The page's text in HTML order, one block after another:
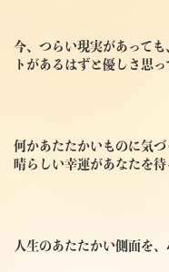
今、つらい現実があって
トがあるはずと優しさ思っ
何かあたたかいものに気
晴らしい幸運があなたを待
人生のあたたかい側面を、